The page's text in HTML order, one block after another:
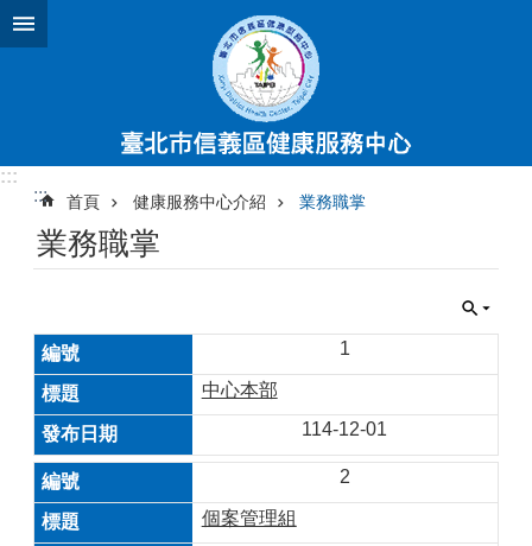
跳到主要內容區塊
:::
:::
首頁 健康服務中心介紹 業務職掌
業務職掌
1
中心本部
114-12-01
2
個案管理組